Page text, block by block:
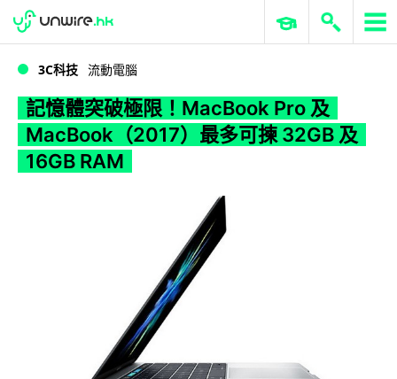
WWDC 2026 ERP 與商業 AI
3C科技 流動電腦
記憶體突破極限！MacBook Pro 及
MacBook（2017）最多可揀 32GB 及
16GB RAM